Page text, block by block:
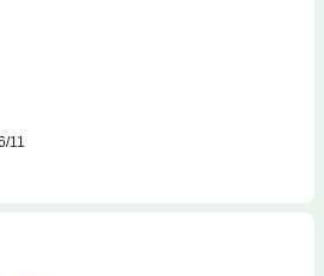
くのであった。そして半年が過ぎた頃、美
11